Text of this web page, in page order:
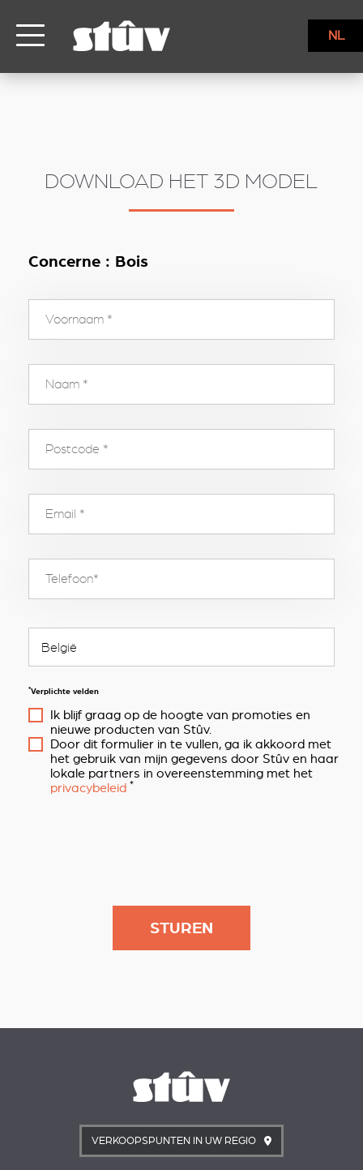
NL
DOWNLOAD HET 3D MODEL
Concerne : Bois
*Verplichte velden
Ik blijf graag op de hoogte van promoties en
nieuwe producten van Stûv.
Door dit formulier in te vullen, ga ik akkoord met
het gebruik van mijn gegevens door Stûv en haar
lokale partners in overeenstemming met het
privacybeleid *
VERKOOPSPUNTEN IN UW REGIO